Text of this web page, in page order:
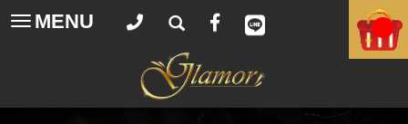
Toggle
MENU